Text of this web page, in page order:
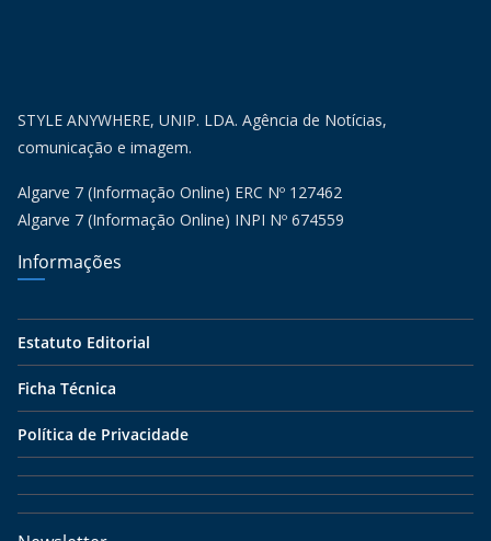
STYLE ANYWHERE, UNIP. LDA. Agência de Notícias,
comunicação e imagem.
Algarve 7 (Informação Online) ERC Nº 127462
Algarve 7 (Informação Online) INPI Nº 674559
Informações
Estatuto Editorial
Ficha Técnica
Política de Privacidade